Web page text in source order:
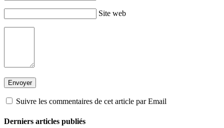
Site web
Suivre les commentaires de cet article par Email
Derniers articles publiés